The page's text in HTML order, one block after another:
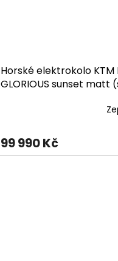
Horské elektrokolo KTM
GLORIOUS sunset matt
99 990 Kč